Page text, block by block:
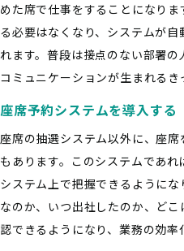
めた席で仕事をすることになり
る必要はなくなり、システムが
れます。普段は接点のない部署
コミュニケーションが生まれるき
座席予約システムを導入する
座席の抽選システム以外に、座
もあります。このシステムであ
システム上で把握できるように
なのか、いつ出社したのか、ど
認できるようになり、業務の効率